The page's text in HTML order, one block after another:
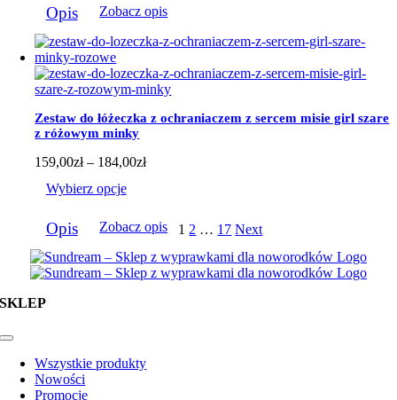
do
produkt
ma
wiele
wariantów.
Opcje
można
wybrać
na
stronie
produktu
Opis Zobacz opis
Zestaw do łóżeczka z ochraniaczem z sercem misie girl szare
z różowym minky
159,00zł – 184,00złZakres
do
184,00zł
Wybierz opcje
produkt
ma
wiele
wariantów.
Opcje
można
stronie
produktu
Opis Zobacz opis 1 2 … 17 Next
SKLEP
Toggle
NavigationWszystkie produkty
Nowości
Promocje